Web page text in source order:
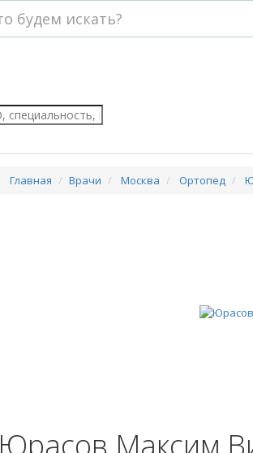
Главная Врачи Москва Ортопед